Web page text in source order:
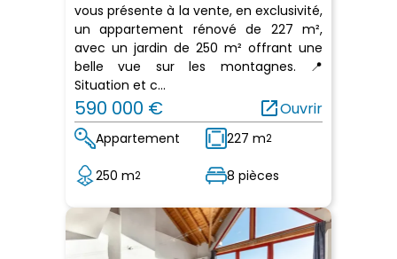
vous présente à la vente, en exclusivité,
un appartement rénové de 227 m²,
avec un jardin de 250 m² offrant une
belle vue sur les montagnes. 📍
Situation et c...
590 000 € open_in_newOuvrir
Appartement 227 m2
250 m2 8 pièces